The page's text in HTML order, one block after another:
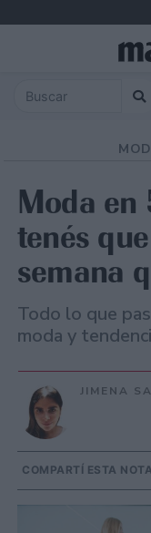
Moda en
tenés
semana
Todo lo que
moda y
JIMENA
COMPARTÍ ESTA NOTA